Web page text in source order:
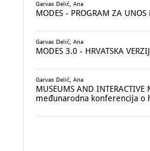
Garvas Delić, Ana
MODES - PROGRAM ZA
Garvas Delić, Ana
MODES 3.0 - HRVATSKA
Garvas Delić, Ana
MUSEUMS AND
međunarodna konferencija